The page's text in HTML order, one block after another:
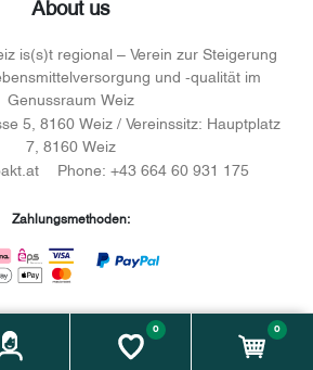
0 0
About us
is(s)t regional – Verein zur Steigerung
und -qualität im
Genussraum Weiz
5, 8160 Weiz / Vereinssitz: Hauptplatz
7, 8160 Weiz
Phone: +43 664 60 931 175
Zahlungsmethoden:
Facebook
instagram